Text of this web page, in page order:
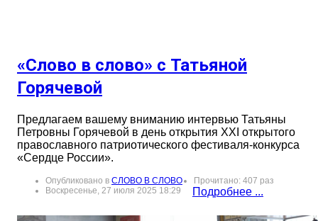
«Слово в слово» с Татьяной
Горячевой
Предлагаем вашему вниманию интервью Татьяны
Петровны Горячевой в день открытия ХХI открытого
православного патриотического фестиваля-конкурса
«Сердце России».
Опубликовано в СЛОВО В СЛОВО
Прочитано: 407 раз
Воскресенье, 27 июля 2025 18:29
Подробнее ...